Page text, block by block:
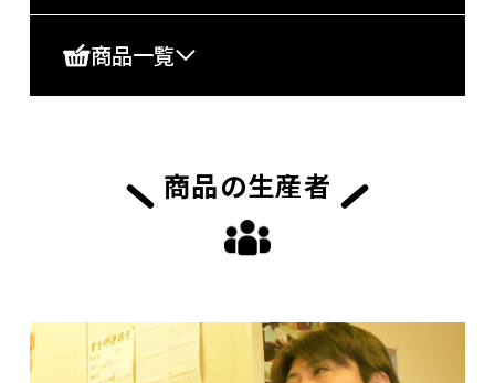
商品一覧
商品の生産者